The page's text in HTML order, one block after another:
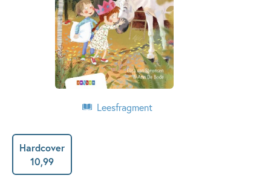
Leesfragment
Hardcover
10,99